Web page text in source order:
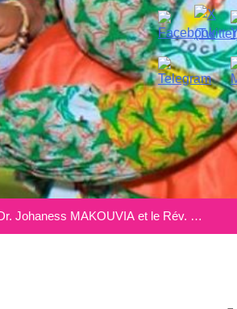
élu Président du Conseil de
Gouvernance de l’OPPASEC.
𝐜𝐨𝐦𝐩𝐞𝐭𝐢𝐭𝐢𝐨𝐧 𝐝𝐞𝐝𝐢𝐜𝐚𝐭𝐞𝐝 𝐭𝐨 𝐰𝐨𝐦𝐞𝐧’𝐬
𝐥𝐞𝐚𝐝𝐞𝐫𝐬𝐡𝐢𝐩 𝐚𝐧𝐝 𝐩𝐞𝐚𝐜𝐞.
Johaness MAKOUVIA et le Rév. Dr.
de Gouvernance de l’OPPASEC
Agri World Summit 2025 à Durban
élu Président du Conseil de